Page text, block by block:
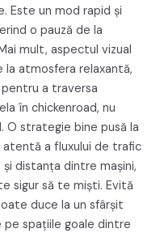
Este un mod rapid și
o pauză de la
mult, aspectul vizual
la atmosfera relaxantă,
a traversa
în chickenroad, nu
O strategie bine pusă la
a fluxului de trafic
distanța dintre mașini,
sigur să te miști. Evită
duce la un sfârșit
spațiile goale dintre